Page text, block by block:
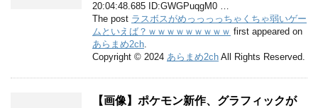
20:04:48.685 ID:GWGPuqgM0 …
The post ラスボスがめっっっっちゃくちゃ弱いゲー
ムといえば？ｗｗｗｗｗｗｗｗｗ first appeared on
あらまめ2ch.
Copyright © 2024 あらまめ2ch All Rights Reserved.
【画像】ポケモン新作、グラフィックが